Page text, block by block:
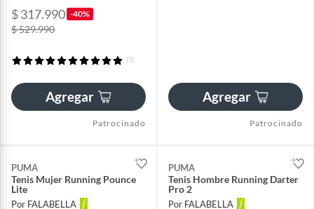
$ 317.990 -40%
$ 529.990
(1)
Agregar
Patrocinado
Agregar
Patrocinado
PUMA
Tenis Mujer Running Pounce
Lite
Por FALABELLA
PUMA
Tenis Hombre Running Darter
Pro 2
Por FALABELLA